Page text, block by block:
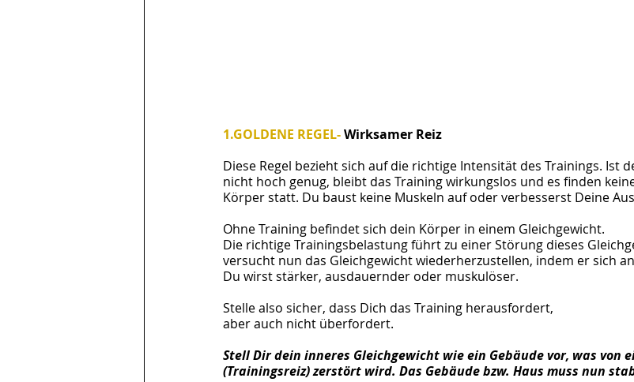
1.GOLDENE REGEL- Wirksamer Reiz
Diese Regel bezieht sich auf die richtige Intensität des Trainings. Ist
nicht hoch genug, bleibt das Training wirkungslos und es finden
Körper statt. Du baust keine Muskeln auf oder verbesserst Deine
Ohne Training befindet sich dein Körper in einem Gleichgewicht.
Die richtige Trainingsbelastung führt zu einer Störung dieses
versucht nun das Gleichgewicht wiederherzustellen, indem er sich
Du wirst stärker, ausdauernder oder muskulöser.
Stelle also sicher, dass Dich das Training herausfordert,
aber auch nicht überfordert.
Stell Dir dein inneres Gleichgewicht wie ein Gebäude vor, was von
(Trainingsreiz) zerstört wird. Das Gebäude bzw. Haus muss nun